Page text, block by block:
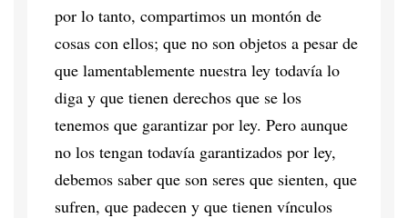
por lo tanto, compartimos un montón de
cosas con ellos; que no son objetos a pesar de
que lamentablemente nuestra ley todavía lo
diga y que tienen derechos que se los
tenemos que garantizar por ley. Pero aunque
no los tengan todavía garantizados por ley,
debemos saber que son seres que sienten, que
sufren, que padecen y que tienen vínculos